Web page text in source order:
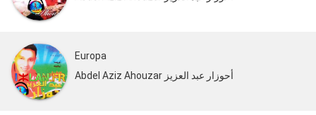
Europa
Abdel Aziz Ahouzar أحوزار عبد العزيز